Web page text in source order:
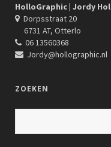
HolloGraphic | Jordy Hol
Dorpsstraat 20
6731 AT, Otterlo
06 13560368
Jordy@hollographic.nl
ZOEKEN